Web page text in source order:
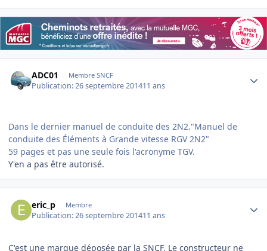
ADC01 Membre SNCF
Publication:26 septembre 201411 ans
Dans le dernier manuel de conduite des 2N2."Manuel de
conduite des Éléments à Grande vitesse RGV 2N2"
59 pages et pas une seule fois l'acronyme TGV.
Y'en a pas être autorisé.
eric_p Membre
Publication:26 septembre 201411 ans
C'est une marque déposée par la SNCF. Le constructeur ne